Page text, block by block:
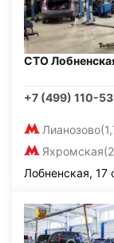
СТО
+7 (499) 110-
Лианозово
Яхромская
Лобненская, 17